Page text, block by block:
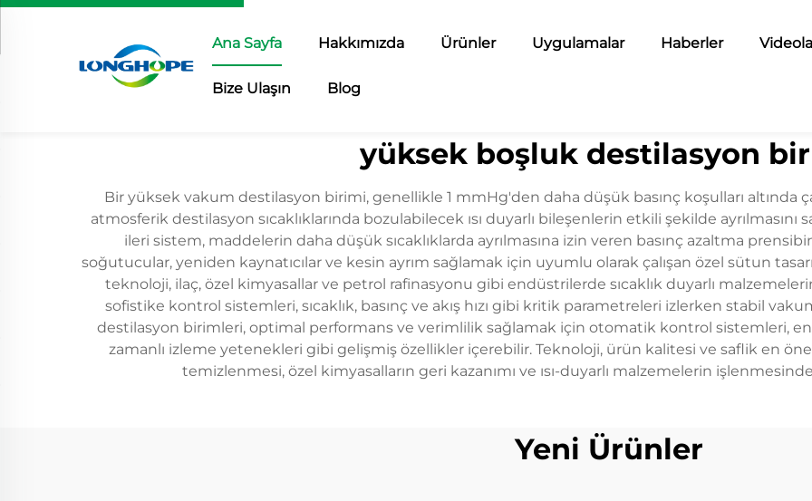
Ana Sayfa Hakkımızda Ürünler Uygulamalar Haberler
Bize Ulaşın Blog
yüksek boşluk destilasyon
Bir yüksek vakum destilasyon birimi, genellikle 1 mmHg'den daha düşük basınç koşulları altında
atmosferik destilasyon sıcaklıklarında bozulabilecek ısı duyarlı bileşenlerin etkili şekilde
ileri sistem, maddelerin daha düşük sıcaklıklarda ayrılmasına izin veren basınç azaltma
soğutucular, yeniden kaynatıcılar ve kesin ayrım sağlamak için uyumlu olarak çalışan özel sütun
teknoloji, ilaç, özel kimyasallar ve petrol rafinasyonu gibi endüstrilerde sıcaklık duyarlı
sofistike kontrol sistemleri, sıcaklık, basınç ve akış hızı gibi kritik parametreleri izlerken stabil
destilasyon birimleri, optimal performans ve verimlilik sağlamak için otomatik kontrol sistemleri,
zamanlı izleme yetenekleri gibi gelişmiş özellikler içerebilir. Teknoloji, ürün kalitesi ve saflik en
temizlenmesi, özel kimyasalların geri kazanımı ve ısı-duyarlı malzemelerin
Yeni Ürünler